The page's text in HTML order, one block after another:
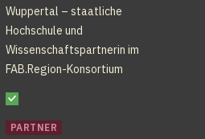
Wuppertal – staatliche
Hochschule und
Wissenschaftspartnerin im
FAB.Region-Konsortium
PARTNER